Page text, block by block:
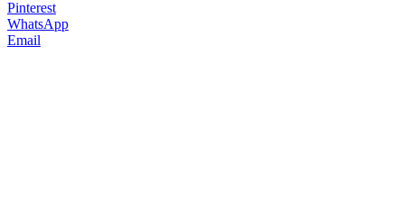
Pinterest
WhatsApp
Email